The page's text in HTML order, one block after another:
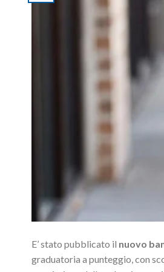
E’ stato pubblicato il nuovo
graduatoria a punteggio, con